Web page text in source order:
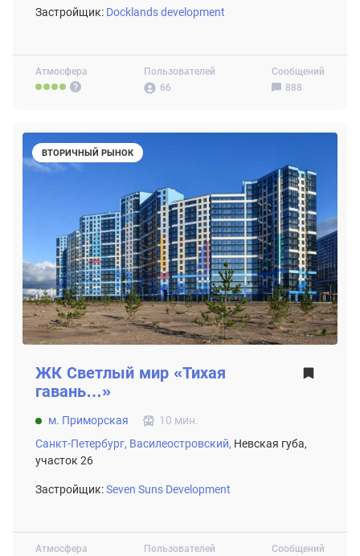
Атмосфера
Пользователей
66
Сообщений
888
Застройщик: Docklands development
ВТОРИЧНЫЙ РЫНОК
Атмосфера
Пользователей
Сообщений
ЖК Светлый мир «Тихая
гавань…»
м. Приморская
10 мин.
Санкт-Петербург, Василеостровский, Невская губа,
участок 26
Застройщик:Seven Suns Development